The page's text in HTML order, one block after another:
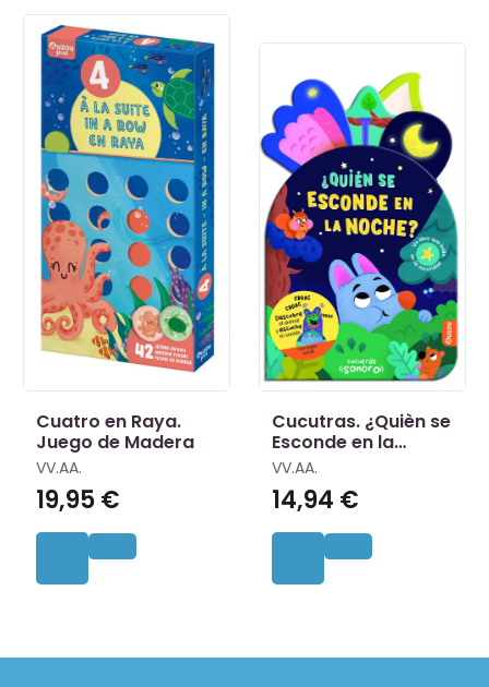
Cuatro en Raya.
Juego de Madera
VV.AA.
19,95 €
Cucutras. ¿Quièn se
Esconde en la
Noche?
VV.AA.
14,94 €